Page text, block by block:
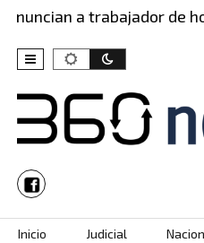
a trabajador de
Skip to content
Inicio Judicial